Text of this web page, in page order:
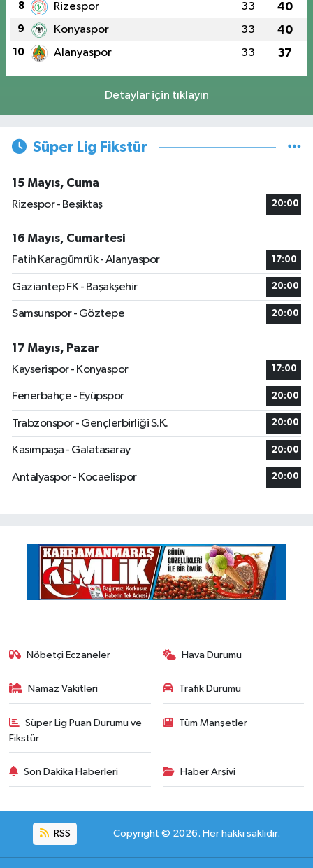
8 Rizespor 33 40
9 Konyaspor 33 40
10 Alanyaspor 33 37
Detaylar için tıklayın
Süper Lig Fikstür
15 Mayıs, Cuma
Rizespor - Beşiktaş
20:00
16 Mayıs, Cumartesi
Fatih Karagümrük - Alanyaspor
17:00
Gaziantep FK - Başakşehir 20:00
Samsunspor - Göztepe 20:00
17 Mayıs, Pazar
Kayserispor - Konyaspor
17:00
Fenerbahçe - Eyüpspor 20:00
Trabzonspor - Gençlerbirliği S.K. 20:00
Kasımpaşa - Galatasaray 20:00
Antalyaspor - Kocaelispor 20:00
Nöbetçi Eczaneler Hava Durumu
Namaz Vakitleri Trafik Durumu
Süper Lig Puan Durumu ve
Fikstür
Tüm Manşetler
Son Dakika Haberleri Haber Arşivi
RSS Copyright © 2026. Her hakkı saklıdır.